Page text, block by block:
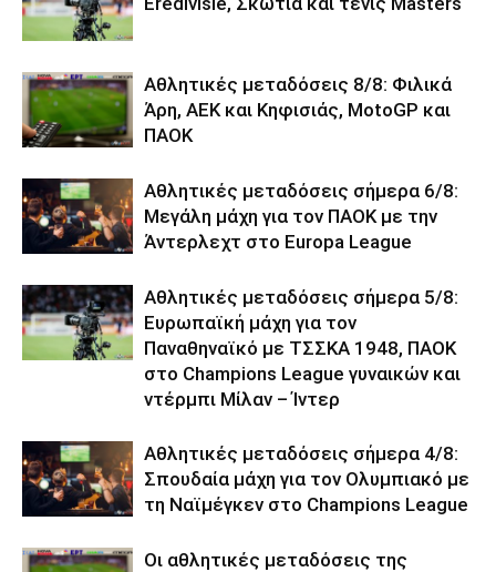
Αθλητικές μεταδόσεις 8/8: Φιλικά
Άρη, ΑΕΚ και Κηφισιάς, MotoGP και
ΠΑΟΚ
Αθλητικές μεταδόσεις σήμερα 6/8:
Μεγάλη μάχη για τον ΠΑΟΚ με την
Άντερλεχτ στο Europa League
Αθλητικές μεταδόσεις σήμερα 5/8:
Ευρωπαϊκή μάχη για τον
Παναθηναϊκό με ΤΣΣΚΑ 1948, ΠΑΟΚ
στο Champions League γυναικών και
ντέρμπι Μίλαν – Ίντερ
Αθλητικές μεταδόσεις σήμερα 4/8:
Σπουδαία μάχη για τον Ολυμπιακό με
τη Ναϊμέγκεν στο Champions League
Οι αθλητικές μεταδόσεις της